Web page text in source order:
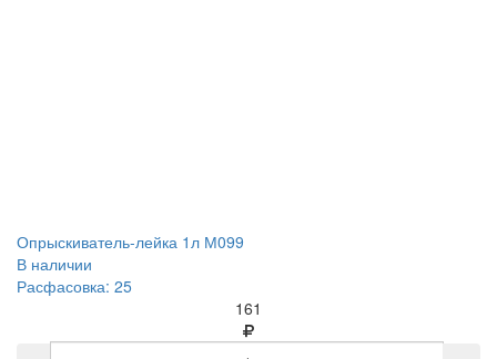
Опрыскиватель-лейка 1л М099
В наличии
Расфасовка: 25
161